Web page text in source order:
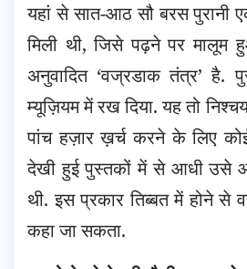
यहां से सात-आठ सौ बरस पुरानी
मिली थी, जिसे पढ़ने पर
अनुवादित ‘वज्रडाक तंत्र’ है.
म्यूज़ियम में रख दिया. यह तो
पांच हज़ार ख़र्च करने के लिए कोई
देखी हुई पुस्तकों में से आधी उसे
थी. इस प्रकार तिब्बत में होने से
कहा जा सकता.